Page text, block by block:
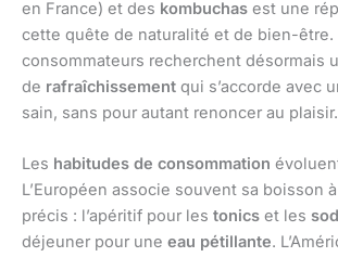
en France) et des kombuchas est une
cette quête de naturalité et de bien-être.
consommateurs recherchent désormais
de rafraîchissement qui s’accorde avec
sain, sans pour autant renoncer au plaisir.
Les habitudes de consommation
L’Européen associe souvent sa boisson
précis : l’apéritif pour les tonics et les
déjeuner pour une eau pétillante.